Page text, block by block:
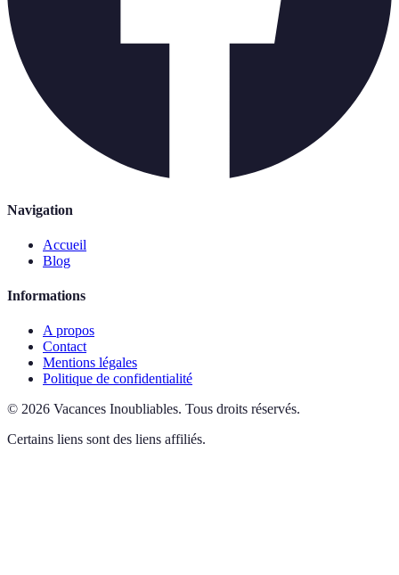
Navigation
Accueil
Blog
Informations
A propos
Contact
Mentions légales
Politique de confidentialité
© 2026 Vacances Inoubliables. Tous droits réservés.
Certains liens sont des liens affiliés.